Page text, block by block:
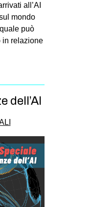
all’AI
mondo
può
in relazione
dell’AI